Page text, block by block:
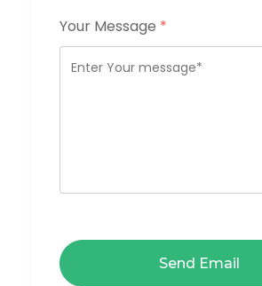
Your Message *